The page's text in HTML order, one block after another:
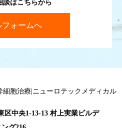
談はこちらから
フォームへ
胞治療|ニューロテックメディカル
区中央1-13-13 村上実業ビルデ